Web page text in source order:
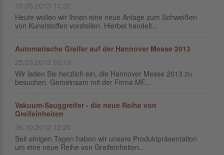
10.05.2013 11:32
Heute wollen wir Ihnen eine neue Anlage zum Schweißen
von Kunststoffen vorstellen. Hierbei handelt...
Automatische Greifer auf der Hannover Messe 2013
25.03.2013 20:13
Wir laden Sie herzlich ein, die Hannover Messe 2013 zu
besuchen. Gemeinsam mit der Firma MF...
Vakuum-Sauggreifer - die neue Reihe von
Greifeinheiten
26.10.2012 12:20
Seit einigen Tagen haben wir unsere Produktpräsentation
um eine neue Reihe von Greifeinheiten...